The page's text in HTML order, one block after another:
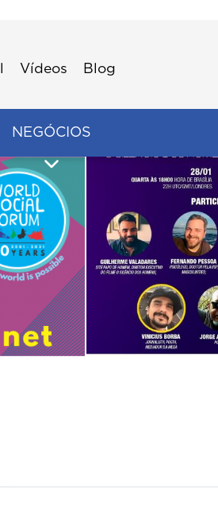
Vídeos Blog
NEGÓCIOS